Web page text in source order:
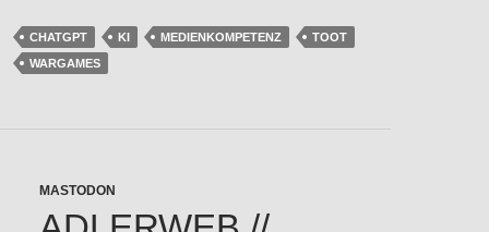
CHATGPT KI MEDIENKOMPETENZ
TOOT
WARGAMES
MASTODON